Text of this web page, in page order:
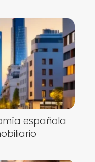
española